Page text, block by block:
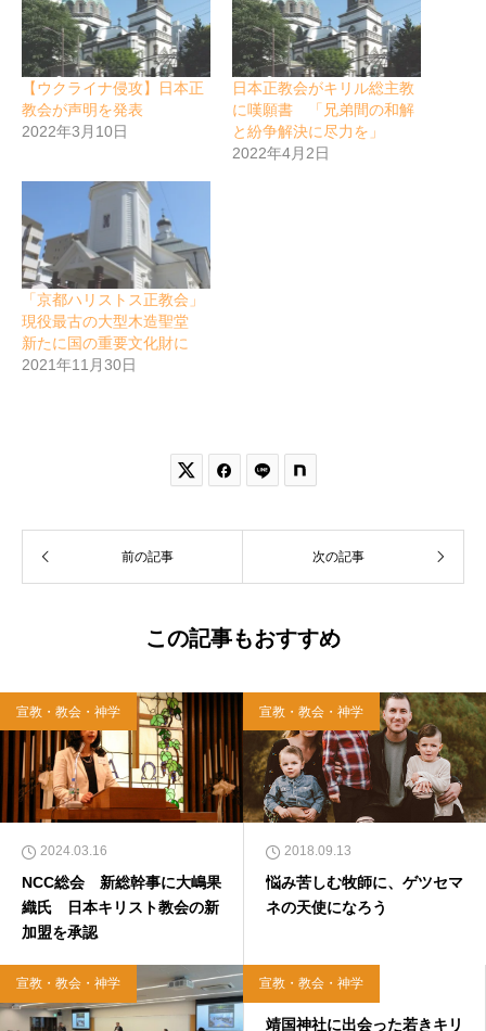
【ウクライナ侵攻】日本正
教会が声明を発表
2022年3月10日
日本正教会がキリル総主教
に嘆願書 「兄弟間の和解
と紛争解決に尽力を」
2022年4月2日
「京都ハリストス正教会」
現役最古の大型木造聖堂
新たに国の重要文化財に
2021年11月30日
 
前の記事 次の記事
この記事もおすすめ
宣教・教会・神学
2024.03.16
NCC総会 新総幹事に大嶋果
織氏 日本キリスト教会の新
加盟を承認
宣教・教会・神学
2018.09.13
悩み苦しむ牧師に、ゲツセマ
ネの天使になろう
宣教・教会・神学 宣教・教会・神学
2019.02.16
靖国神社に出会った若きキリ